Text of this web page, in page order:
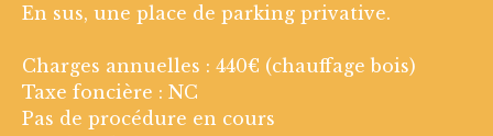
En sus, une place de parking privative.
Charges annuelles : 440€ (chauffage bois)
Taxe foncière : NC
Pas de procédure en cours